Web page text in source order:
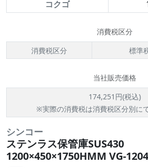
コクゴ
消費税区分
消費税区分
標準
当社販売価格
174,251円(税込)
※実際の消費税は消費税区分別に
シンコー
ステンラス保管庫SUS430
1200×450×1750HMM VG-